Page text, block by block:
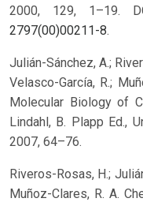
2000, 129, 1–19.
2797(00)00211-8.
Julián-Sánchez, A.;
Velasco-García, R.;
Molecular Biology of
Lindahl, B. Plapp Ed.,
2007, 64–76.
Riveros-Rosas, H.;
Muñoz-Clares, R. A.